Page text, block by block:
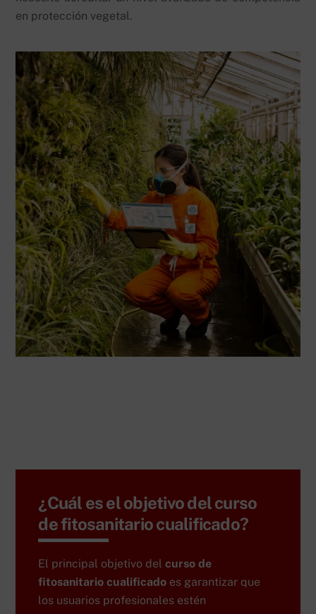
en protección vegetal.
¿Cuál es el objetivo del curso
de fitosanitario cualificado?
El principal objetivo delcurso de
fitosanitario cualificado es garantizar que
los usuarios profesionales estén